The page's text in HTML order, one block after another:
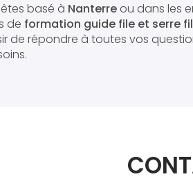
basé à Nanterreou dans les
de formation guide file et serre
de répondre à toutes vos